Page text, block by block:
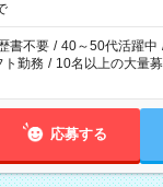
書不要 / 40～50代活躍中
ト勤務 / 10名以上の大量
応募する